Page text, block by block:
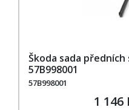
Škoda sada
57B998001
57B998001
1 146